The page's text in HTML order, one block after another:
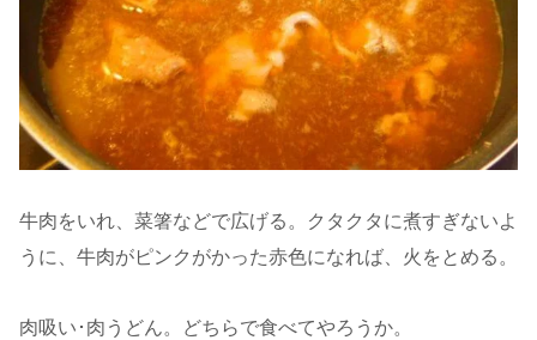
牛肉をいれ、菜箸などで広げる。クタクタに煮すぎないよ
うに、牛肉がピンクがかった赤色になれば、火をとめる。
肉吸い･肉うどん。どちらで食べてやろうか。